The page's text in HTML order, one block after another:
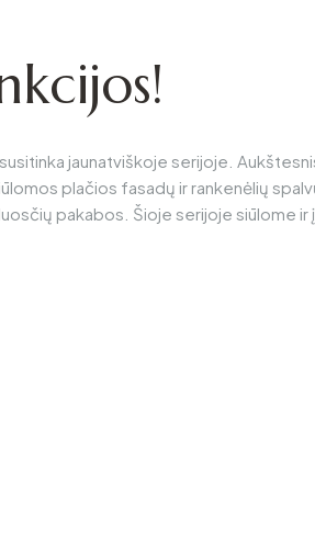
jaunatviškoje serijoje.
plačios fasadų ir rankenėlių
pakabos. Šioje serijoje siūlome